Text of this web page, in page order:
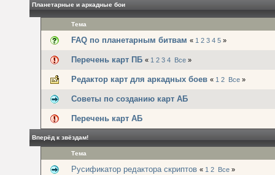
Планетарные и аркадные бои
Тема
FAQ по планетарным битвам « 1 2 3 4 5 »
Перечень карт ПБ « 1 2 3 4 Все »
Редактор карт для аркадных боев « 1 2 Все »
Советы по созданию карт АБ
Перечень карт АБ
Вперёд к звёздам!
Тема
Русификатор редактора скриптов « 1 2 Все »